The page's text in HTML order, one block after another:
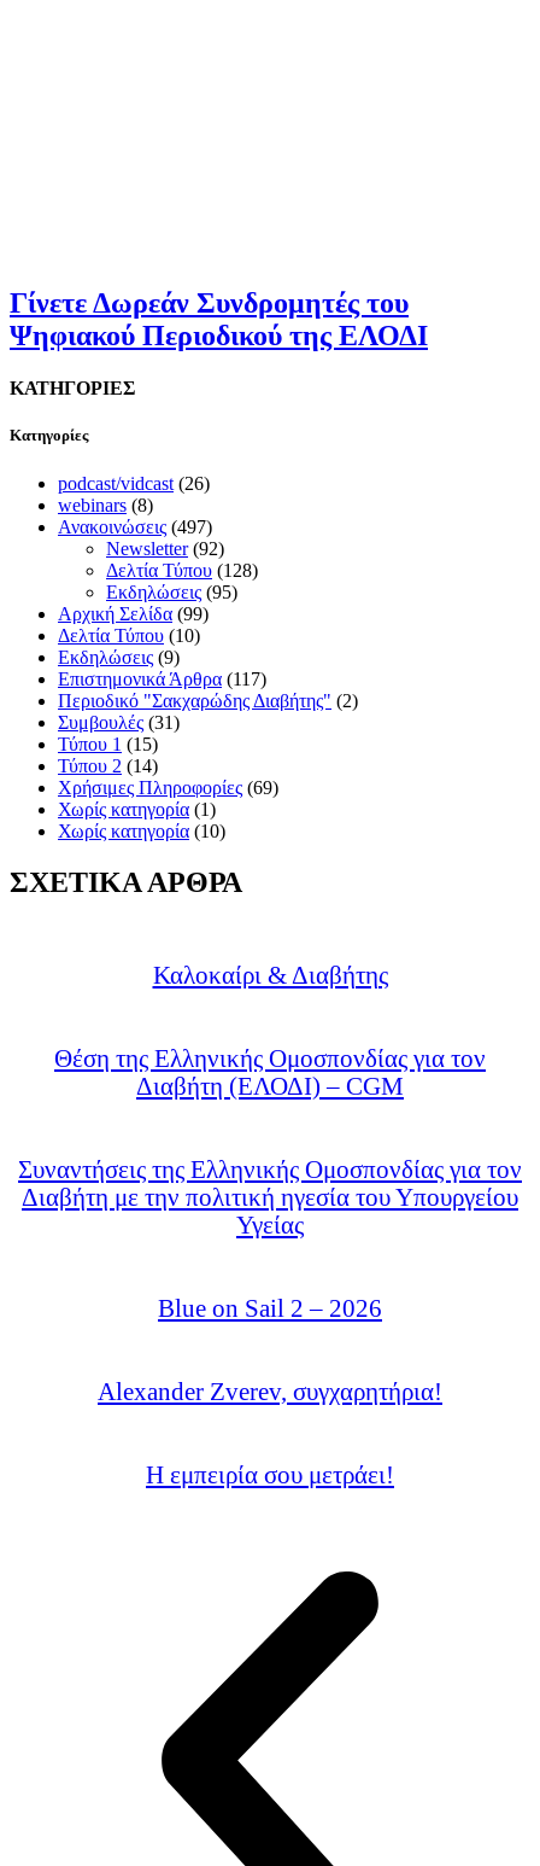
Γίνετε Δωρεάν Συνδρομητές του
Ψηφιακού Περιοδικού της ΕΛΟΔΙ
ΚΑΤΗΓΟΡΙΕΣ
Kατηγορίες
podcast/vidcast (26)
webinars (8)
Ανακοινώσεις (497)
Newsletter(92)
Δελτία Τύπου (128)
Εκδηλώσεις (95)
Αρχική Σελίδα (99)
Δελτία Τύπου (10)
Εκδηλώσεις (9)
Επιστημονικά Άρθρα (117)
Περιοδικό "Σακχαρώδης Διαβήτης" (2)
Συμβουλές (31)
Τύπου 1 (15)
Τύπου 2 (14)
Χρήσιμες Πληροφορίες (69)
Χωρίς κατηγορία (1)
Χωρίς κατηγορία (10)
ΣΧΕΤΙΚΑ ΑΡΘΡΑ
Καλοκαίρι & Διαβήτης
Θέση της Ελληνικής Ομοσπονδίας για τον
Διαβήτη (ΕΛΟΔΙ) – CGM
Συναντήσεις της Ελληνικής Ομοσπονδίας για τον
Διαβήτη με την πολιτική ηγεσία του Υπουργείου
Υγείας
Blue on Sail 2 – 2026
Alexander Zverev, συγχαρητήρια!
Η εμπειρία σου μετράει!